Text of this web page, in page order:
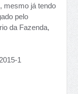
mesmo já tendo
pelo
da Fazenda,